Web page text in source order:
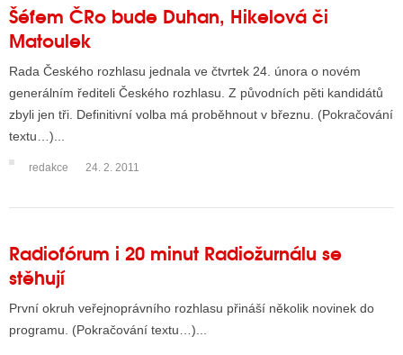
Šéfem ČRo bude Duhan, Hikelová či
Matoulek
Rada Českého rozhlasu jednala ve čtvrtek 24. února o novém
generálním řediteli Českého rozhlasu. Z původních pěti kandidátů
zbyli jen tři. Definitivní volba má proběhnout v březnu. (Pokračování
textu…)...
redakce 24. 2. 2011
Radiofórum i 20 minut Radiožurnálu se
stěhují
První okruh veřejnoprávního rozhlasu přináší několik novinek do
programu. (Pokračování textu…)...